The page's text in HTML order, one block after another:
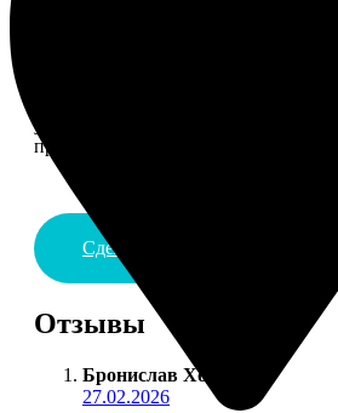
Введите адрес и выберите способ
у вас есть промокод, введите его в
промокода.
Сделать заказ
Отзывы
Бронислав Хомяков
27.02.2026